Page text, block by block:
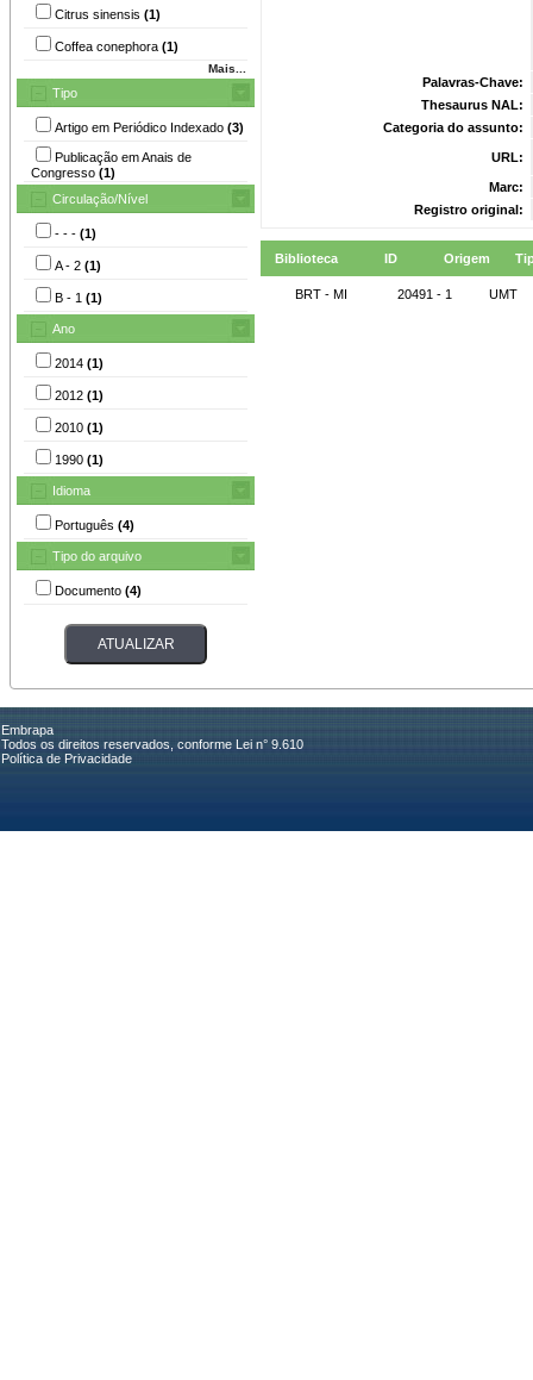
Citrus sinensis (1)
Coffea conephora (1)
Mais...
Tipo
Artigo em Periódico Indexado (3)
Publicação em Anais de
Congresso (1)
Circulação/Nível
- - - (1)
A - 2 (1)
B - 1 (1)
Ano
2014 (1)
2012 (1)
2010 (1)
1990 (1)
Idioma
Português (4)
Tipo do arquivo
Documento (4)
Palavras-Chave:
Thesaurus NAL:
Categoria do assunto:
URL:
Marc:
Registro original:
Biblioteca ID Origem
BRT - MI 20491 - 1 UMT
Embrapa
Todos os direitos reservados, conforme Lei n° 9.610
Política de Privacidade